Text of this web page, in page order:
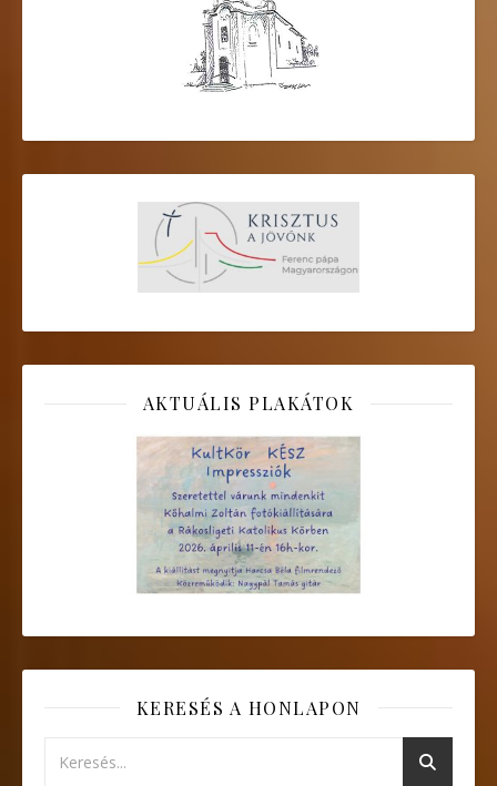
AKTUÁLIS PLAKÁTOK
KERESÉS A HONLAPON